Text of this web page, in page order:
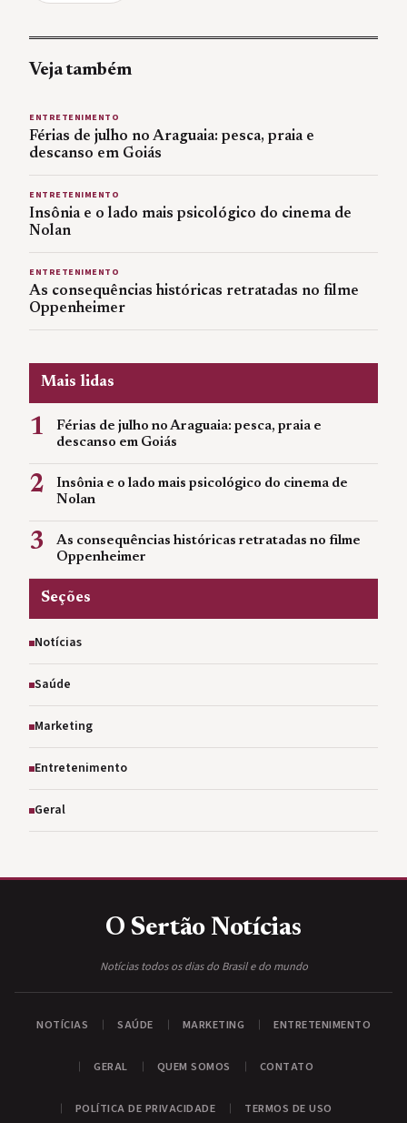
Veja também
ENTRETENIMENTO
Férias de julho no Araguaia: pesca, praia e
descanso em Goiás
ENTRETENIMENTO
Insônia e o lado mais psicológico do cinema de
Nolan
ENTRETENIMENTO
As consequências históricas retratadas no filme
Oppenheimer
Mais lidas
1
Férias de julho no Araguaia: pesca, praia e
descanso em Goiás
2
Insônia e o lado mais psicológico do cinema de
Nolan
3
As consequências históricas retratadas no filme
Oppenheimer
Seções
Notícias
Saúde
Marketing
Entretenimento
Geral
O Sertão Notícias
Notícias todos os dias do Brasil e do mundo
NOTÍCIAS SAÚDE MARKETING ENTRETENIMENTO
GERAL QUEM SOMOS CONTATO
POLÍTICA DE PRIVACIDADE TERMOS DE USO